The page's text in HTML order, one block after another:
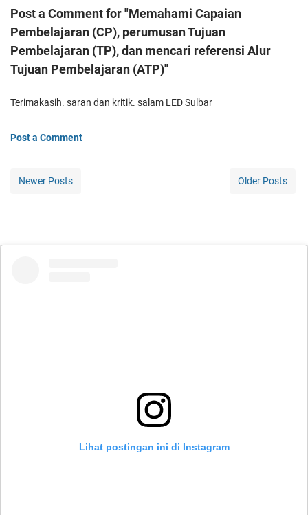
Post a Comment for "Memahami Capaian
Pembelajaran (CP), perumusan Tujuan
Pembelajaran (TP), dan mencari referensi Alur
Tujuan Pembelajaran (ATP)"
Terimakasih. saran dan kritik. salam LED Sulbar
Post a Comment
Newer Posts Older Posts
Lihat postingan ini di Instagram